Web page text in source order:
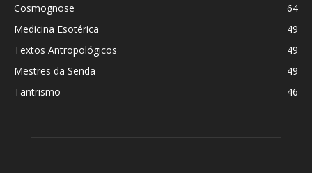
Cosmognose
64
Medicina Esotérica
49
Textos Antropológicos
49
Mestres da Senda
49
Tantrismo
46